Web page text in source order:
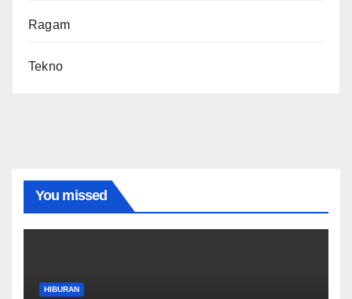
Ragam
Tekno
You missed
HIBURAN